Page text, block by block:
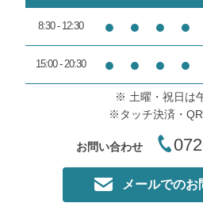
8:30 - 12:30 ● ● ● ●
15:00 - 20:30 ● ● ● ●
※ 土曜・祝日は
※タッチ決済・
お問い合わせ
メールでのお